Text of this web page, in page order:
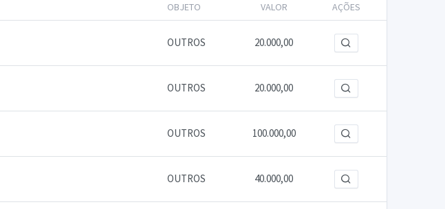
OBJETO VALOR AÇÕES
OUTROS 20.000,00
OUTROS 20.000,00
OUTROS 100.000,00
OUTROS 40.000,00